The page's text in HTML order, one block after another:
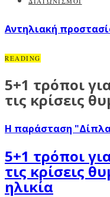
Αντηλιακή
READING
5+1 τρόποι
τις κρίσεις
Η παράσταση
5+1 τρόποι
τις κρίσεις
ηλικία